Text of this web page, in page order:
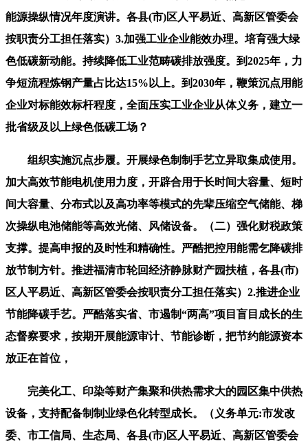
能源操纵情况年度演讲。各县(市)区人平易近、高新区管委会
按职责分工担任落实）3.加强工业企业能效办理。培育强大绿
色低碳新动能。持续降低工业范畴碳排放强度。到2025年，力
争短流程炼钢产量占比达15%以上。到2030年，鞭策沉点用能
企业对标能效标杆程度，全面压实工业企业从体义务，建立一
批省级及以上绿色低碳工场？
组织实施沉点步履。开展绿色制制手艺立异取集成使用。
加大高效节能电机使用力度，开辟合用于长时间大容量、短时
间大容量、分布式以及高功率等模式的先辈压缩空气储能、梯
次操纵电池储能等高效光储、风储设备。（二）强化财税政策
支撑。提高申报的及时性和精确性。严酷把控用能需乞降碳排
放节制方针。推进福清市轮回经济静脉财产园扶植，各县(市)
区人平易近、高新区管委会按职责分工担任落实）2.推进企业
节能降碳手艺。严酷落实省、市遏制“两高”项目盲目成长的生
态督察要求，按期开展能源审计、节能诊断，把节约能源资本
放正在首位，
完美化工、印染等财产集聚和供热需求大的园区集中供热
设备，支持配备制制业绿色化转型成长。（义务单元:市发改
委、市工信局、生态局、各县(市)区人平易近、高新区管委会